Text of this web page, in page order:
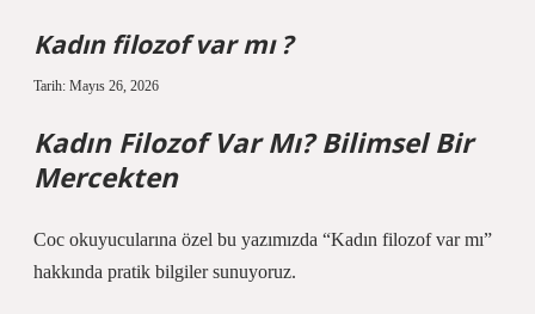
Kadın filozof var mı ?
Tarih: Mayıs 26, 2026
Kadın Filozof Var Mı? Bilimsel Bir
Mercekten
Coc okuyucularına özel bu yazımızda “Kadın filozof var mı”
hakkında pratik bilgiler sunuyoruz.